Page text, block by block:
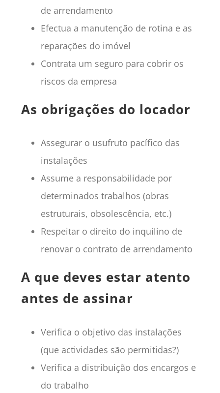
de arrendamento
Efectua a manutenção de rotina e as
reparações do imóvel
Contrata um seguro para cobrir os
riscos da empresa
As obrigações do locador
Assegurar o usufruto pacífico das
instalações
Assume a responsabilidade por
determinados trabalhos (obras
estruturais, obsolescência, etc.)
Respeitar o direito do inquilino de
renovar o contrato de arrendamento
A que deves estar atento
antes de assinar
Verifica o objetivo das instalações
(que actividades são permitidas?)
Verifica a distribuição dos encargos e
do trabalho